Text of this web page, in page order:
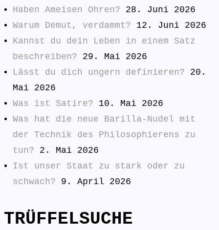
Haben Ameisen Ohren?
28. Juni 2026
Warum Demut, verdammt?
12. Juni 2026
Kannst du dein Leben in einem Satz
beschreiben?
29. Mai 2026
Lässt du dich ungern definieren?
20.
Mai 2026
Was ist Satire?
10. Mai 2026
Was hat die neue Barilla-Nudel mit
der Technik des Philosophierens zu
tun?
2. Mai 2026
Ist unser Staat zu stark oder zu
schwach?
9. April 2026
TRÜFFELSUCHE